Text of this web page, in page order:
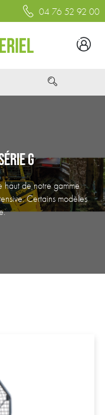
04 76 52 92 00
G
haut de notre gamme
Certains modèles